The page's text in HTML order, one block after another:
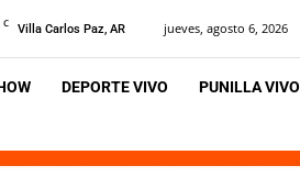
C Villa Carlos Paz, AR jueves, agosto 6, 2026
DEPORTE VIVO PUNILLA VIVO